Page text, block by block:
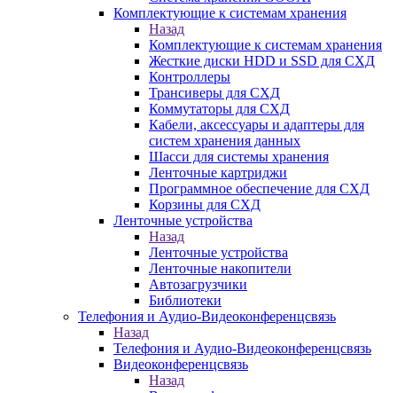
Комплектующие к системам хранения
Назад
Комплектующие к системам хранения
Жесткие диски HDD и SSD для СХД
Контроллеры
Трансиверы для СХД
Коммутаторы для СХД
Кабели, аксессуары и адаптеры для
систем хранения данных
Шасси для системы хранения
Ленточные картриджи
Программное обеспечение для СХД
Корзины для СХД
Ленточные устройства
Назад
Ленточные устройства
Ленточные накопители
Автозагрузчики
Библиотеки
Телефония и Аудио-Видеоконференцсвязь
Назад
Телефония и Аудио-Видеоконференцсвязь
Видеоконференцсвязь
Назад